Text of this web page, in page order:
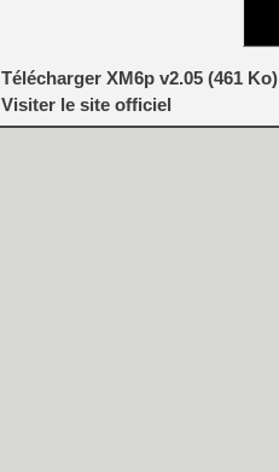
Télécharger XM6p v2.05 (461 Ko)
Visiter le site officiel